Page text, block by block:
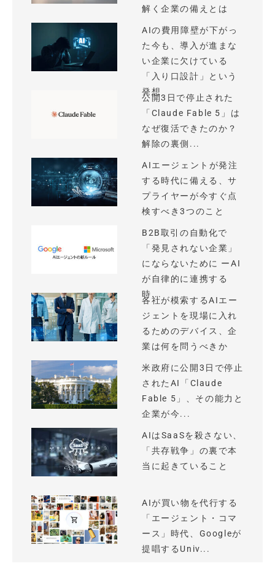
解く企業の備えとは
AIの費用障壁が下がっ
た今も、導入が進まな
い企業に欠けている
「入り口設計」という
発想
公開3日で停止された
「Claude Fable 5」は
なぜ復活できたのか？
解除の裏側...
AIエージェントが発注
する時代に備える、サ
プライヤーが今すぐ点
検すべき3つのこと
B2B取引の自動化で
「発見されない企業」
にならないために ーAI
が自律的に連携する
時...
各社が模索するAIエー
ジェントを現場に入れ
るためのデバイス、企
業は何を問うべきか
米政府に公開3日で停止
されたAI「Claude
Fable 5」、その能力と
企業が今...
AIはSaaSを殺さない、
「共存戦争」の裏で本
当に起きていること
AIが買い物を代行する
「エージェント・コマ
ース」時代、Googleが
提唱するUniv...